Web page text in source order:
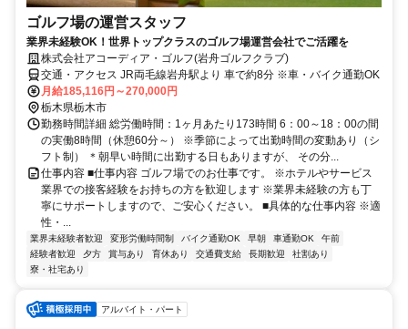
ゴルフ場の運営スタッフ
業界未経験OK！世界トップクラスのゴルフ場運営会社でご活躍を
株式会社アコーディア・ゴルフ(岩舟ゴルフクラブ)
交通・アクセス JR両毛線岩舟駅より 車で約8分 ※車・バイク通勤OK
月給185,116円～270,000円
栃木県栃木市
勤務時間詳細 総労働時間：1ヶ月あたり173時間 6：00～18：00の間
の実働8時間（休憩60分～） ※季節によって出勤時間の変動あり（シ
フト制） ＊朝早い時間に出勤する日もありますが、 その分...
仕事内容 ■仕事内容 ゴルフ場でのお仕事です。 ※ホテルやサービス
業界での接客経験をお持ちの方を歓迎します ※業界未経験の方も丁
寧にサポートしますので、ご安心ください。 ■具体的な仕事内容 ※適
性・...
業界未経験者歓迎 変形労働時間制 バイク通勤OK 早朝 車通勤OK
午前
経験者歓迎
夕方 賞与あり 育休あり 交通費支給 長期歓迎
社割あり
寮・社宅あり
アルバイト・パート